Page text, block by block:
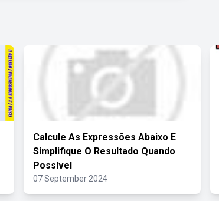
Calcule As Expressões Abaixo E
Simplifique O Resultado Quando
Possível
07 September 2024